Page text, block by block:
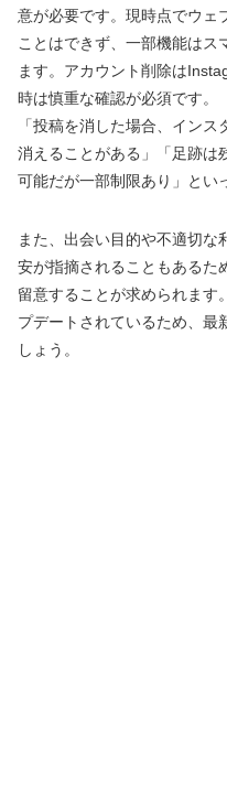
意が必要です。現時点でウェ
ことはできず、一部機能はス
ます。アカウント削除は
時は慎重な確認が必須です。
「投稿を消した場合、イン
消えることがある」「足跡は
可能だが一部制限あり」とい
また、出会い目的や不適切な
安が指摘されることもあるた
留意することが求められます
プデートされているため、最
しょう。